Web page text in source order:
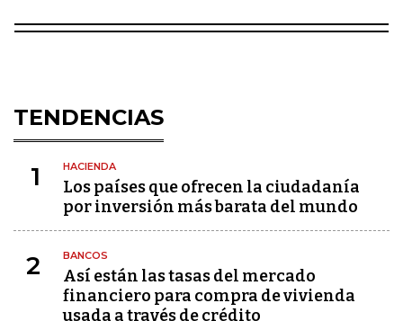
TENDENCIAS
1 HACIENDA
Los países que ofrecen la ciudadanía
por inversión más barata del mundo
2 BANCOS
Así están las tasas del mercado
financiero para compra de vivienda
usada a través de crédito